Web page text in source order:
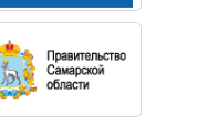
им. А.С.Пушкина в
в труппу Малого